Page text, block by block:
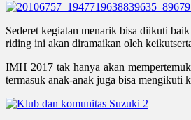
Sederet kegiatan menarik bisa diikuti
riding ini akan diramaikan oleh
IMH 2017 tak hanya akan
termasuk anak-anak juga bisa mengikuti